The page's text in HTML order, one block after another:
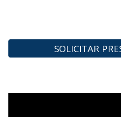
SOLICITAR